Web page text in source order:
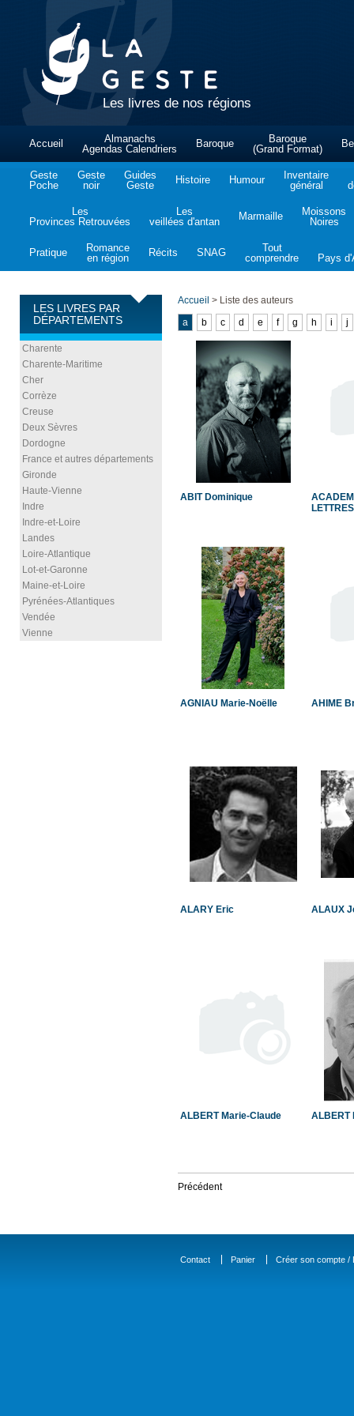
Les livres de nos régions
Accueil
Almanachs
Agendas Calendriers
Baroque
Baroque
(Grand Format)
Geste
Poche
Geste
noir
Guides
Geste
Histoire Humour
Inventaire
général
Les
Provinces Retrouvées
Les
veillées d'antan
Marmaille
Moissons
Noires
Pratique
Romance
en région
Récits SNAG
Tout
comprendre
Pays
LES LIVRES PAR
DÉPARTEMENTS
Charente
Charente-Maritime
Cher
Corrèze
Creuse
Deux Sèvres
Dordogne
France et autres départements
Gironde
Haute-Vienne
Indre
Indre-et-Loire
Landes
Loire-Atlantique
Lot-et-Garonne
Maine-et-Loire
Pyrénées-Atlantiques
Vendée
Vienne
Accueil > Liste des auteurs
a
b c d e f g h i j
ABIT Dominique
AGNIAU Marie-Noëlle AHIME
ALARY Eric ALAUX
ALBERT Marie-Claude ALBERT
Précédent
Contact Panier Créer son compte /